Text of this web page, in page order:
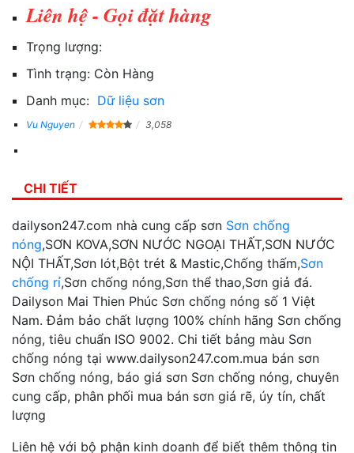
Liên hệ - Gọi đặt hàng
Trọng lượng:
Tình trạng: Còn Hàng
Danh mục: Dữ liệu sơn
Vu Nguyen 3,058
CHI TIẾT
dailyson247.com nhà cung cấp sơn Sơn chống
nóng,SƠN KOVA,SƠN NƯỚC NGOẠI THẤT,SƠN NƯỚC
NỘI THẤT,Sơn lót,Bột trét & Mastic,Chống thấm,Sơn
chống rỉ,Sơn chống nóng,Sơn thể thao,Sơn giả đá.
Dailyson Mai Thien Phúc Sơn chống nóng số 1 Việt
Nam. Đảm bảo chất lượng 100% chính hãng Sơn chống
nóng, tiêu chuẩn ISO 9002. Chi tiết bảng màu Sơn
chống nóng tại www.dailyson247.com.mua bán sơn
Sơn chống nóng, báo giá sơn Sơn chống nóng, chuyên
cung cấp, phân phối mua bán sơn giá rẽ, úy tín, chất
lượng
Liên hệ với bộ phận kinh doanh để biết thêm thông tin